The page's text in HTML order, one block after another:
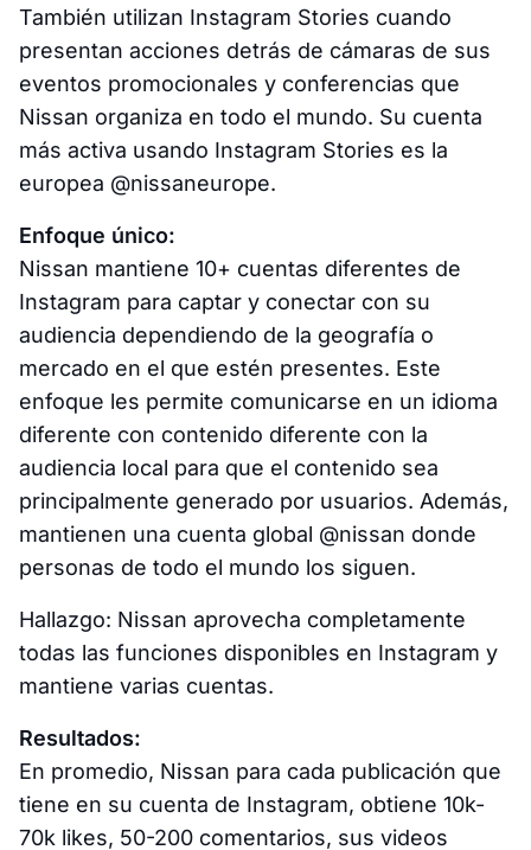
También utilizan Instagram Stories cuando
presentan acciones detrás de cámaras de sus
eventos promocionales y conferencias que
Nissan organiza en todo el mundo. Su cuenta
más activa usando Instagram Stories es la
europea @nissaneurope.
Enfoque único:
Nissan mantiene 10+ cuentas diferentes de
Instagram para captar y conectar con su
audiencia dependiendo de la geografía o
mercado en el que estén presentes. Este
enfoque les permite comunicarse en un idioma
diferente con contenido diferente con la
audiencia local para que el contenido sea
principalmente generado por usuarios. Además,
mantienen una cuenta global @nissan donde
personas de todo el mundo los siguen.
Hallazgo: Nissan aprovecha completamente
todas las funciones disponibles en Instagram y
mantiene varias cuentas.
Resultados:
En promedio, Nissan para cada publicación que
tiene en su cuenta de Instagram, obtiene 10k-
70k likes, 50-200 comentarios, sus videos